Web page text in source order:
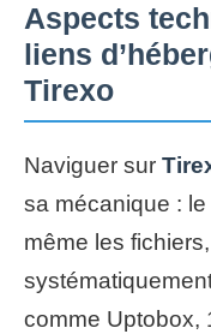
Aspects
liens
Tirexo
Naviguer sur
sa mécanique : le
même les
comme Uptobox,